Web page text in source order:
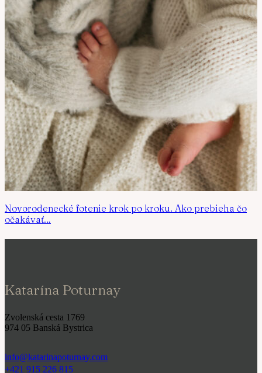
Novorodenecké fotenie krok po kroku. Ako prebieha čo
očakávať…
Katarína Poturnay
Zvolenská cesta 1769
974 05 Banská Bystrica
info@katarinapoturnay.com
+421 915 226 815